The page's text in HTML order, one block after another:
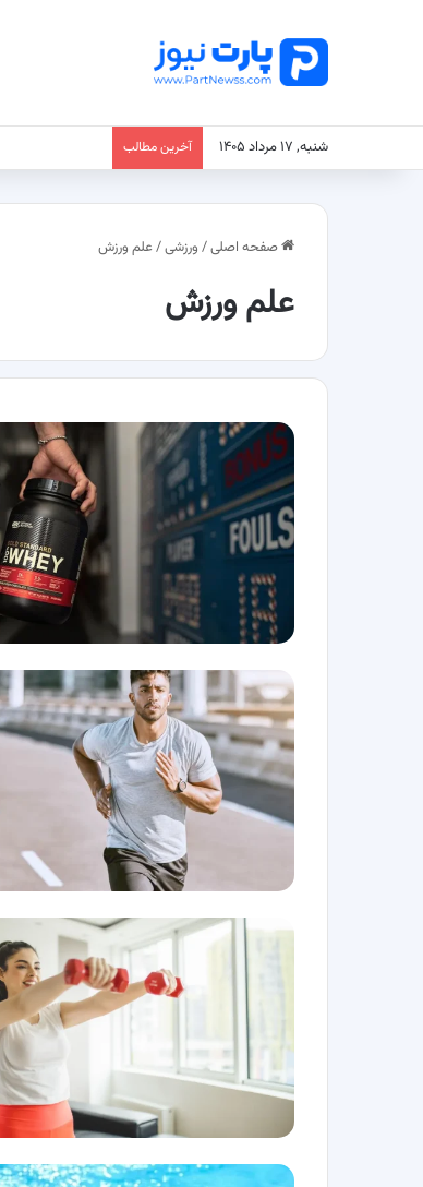
شنبه, ۱۷ مرداد ۱۴۰۵ آخرین مطالب
صفحه اصلی/ ورزشی/علم ورزش
علم ورزش